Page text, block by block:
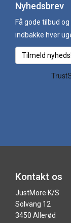
Nyhedsbrev
Få gode tilbud
indbakke hver
Tilmeld
Kontakt os
JustMore K/S
Solvang 12
3450 Allerød